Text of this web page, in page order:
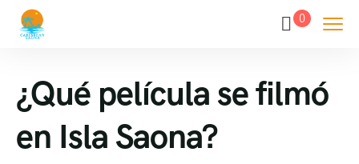
0
¿Qué película se filmó
en Isla Saona?